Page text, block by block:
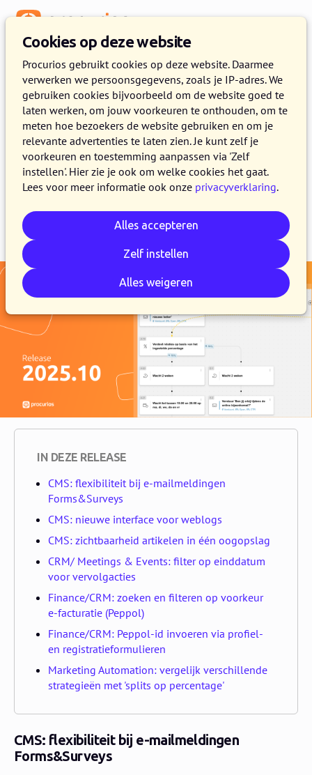
Cookies op deze website
Procurios gebruikt cookies op deze website. Daarmee
verwerken we persoonsgegevens, zoals je IP-adres. We
gebruiken cookies bijvoorbeeld om de website goed te
laten werken, om jouw voorkeuren te onthouden, om te
meten hoe bezoekers de website gebruiken en om je
relevante advertenties te laten zien. Je kunt zelf je
voorkeuren en toestemming aanpassen via 'Zelf
instellen'. Hier zie je ook om welke cookies het gaat.
Lees voor meer informatie ook onze privacyverklaring.
Alles accepteren
Zelf instellen
Alles weigeren
Release 2025.10
23 SEPTEMBER 2025 6 MINUTEN LEZEN
In de loop van 23 september maken alle
klanten van het Procurios Platform gebruik van
release 2025.10. In dit blogbericht lees je wat
er nieuw is en wat er is verbeterd.
Kopieer link
IN DEZE RELEASE
CMS: flexibiliteit bij e-mailmeldingen
Forms&Surveys
CMS: nieuwe interface voor weblogs
CMS: zichtbaarheid artikelen in één oogopslag
CRM/ Meetings & Events: filter op einddatum
voor vervolgacties
Finance/CRM: zoeken en filteren op voorkeur
e-facturatie (Peppol)
Finance/CRM: Peppol-id invoeren via profiel-
en registratieformulieren
Marketing Automation: vergelijk verschillende
strategieën met 'splits op percentage'
CMS: flexibiliteit bij e-mailmeldingen
Forms&Surveys